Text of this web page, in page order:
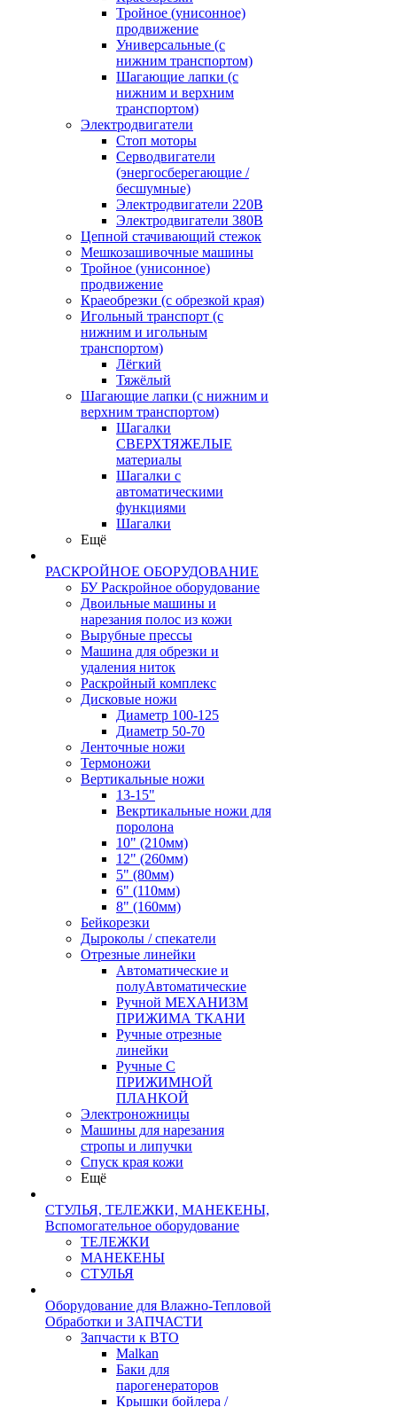
Тройное (унисонное)
продвижение
Универсальные (с
нижним транспортом)
Шагающие лапки (с
нижним и верхним
транспортом)
Электродвигатели
Стоп моторы
Серводвигатели
(энергосберегающие /
бесшумные)
Электродвигатели 220В
Электродвигатели 380В
Цепной стачивающий стежок
Мешкозашивочные машины
Тройное (унисонное)
продвижение
Краеобрезки (с обрезкой края)
Игольный транспорт (с
нижним и игольным
транспортом)
Лёгкий
Тяжёлый
Шагающие лапки (с нижним и
верхним транспортом)
Шагалки
СВЕРХТЯЖЕЛЫЕ
материалы
Шагалки с
автоматическими
функциями
Шагалки
Ещё
РАСКРОЙНОЕ ОБОРУДОВАНИЕ
БУ Раскройное оборудование
Двоильные машины и
нарезания полос из кожи
Вырубные прессы
Машина для обрезки и
удаления ниток
Раскройный комплекс
Дисковые ножи
Диаметр 100-125
Диаметр 50-70
Ленточные ножи
Термоножи
Вертикальные ножи
13-15"
Векртикальные ножи для
поролона
10" (210мм)
12" (260мм)
5" (80мм)
6" (110мм)
8" (160мм)
Бейкорезки
Дыроколы / спекатели
Отрезные линейки
Автоматические и
полуАвтоматические
Ручной МЕХАНИЗМ
ПРИЖИМА ТКАНИ
Ручные отрезные
линейки
Ручные С
ПРИЖИМНОЙ
ПЛАНКОЙ
Электроножницы
Машины для нарезания
стропы и липучки
Спуск края кожи
Ещё
СТУЛЬЯ, ТЕЛЕЖКИ, МАНЕКЕНЫ,
Вспомогательное оборудование
ТЕЛЕЖКИ
МАНЕКЕНЫ
СТУЛЬЯ
Оборудование для Влажно-Тепловой
Обработки и ЗАПЧАСТИ
Запчасти к ВТО
Malkan
Баки для
парогенераторов
Крышки бойлера /